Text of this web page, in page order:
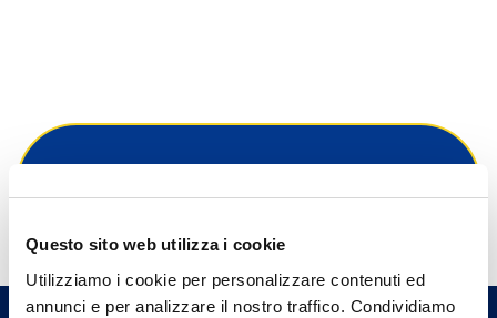
Questo sito web utilizza i cookie
Utilizziamo i cookie per personalizzare contenuti ed
annunci e per analizzare il nostro traffico. Condividiamo
Hai bisogno di
informazioni?
Trova l'Agenzia più vicina a te e parla con
un nostro Agente.